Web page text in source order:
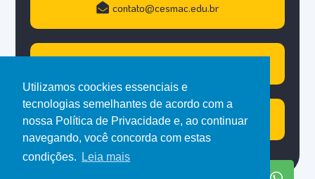
Utilizamos coockies essenciais e
tecnologias semelhantes de acordo com a
nossa Política de Privacidade e, ao continuar
navegando, você concorda com estas
condições.
Leia mais
contato@cesmac.edu.br
Atendimento WhastApp